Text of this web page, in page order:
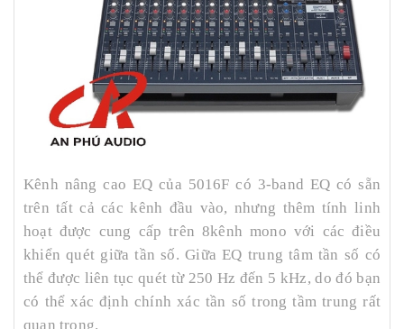
Kênh nâng cao EQ của 5016F có 3-band EQ có sẵn
trên tất cả các kênh đầu vào, nhưng thêm tính linh
hoạt được cung cấp trên 8kênh mono với các điều
khiển quét giữa tần số. Giữa EQ trung tâm tần số có
thể được liên tục quét từ 250 Hz đến 5 kHz, do đó bạn
có thể xác định chính xác tần số trong tầm trung rất
quan trọng.